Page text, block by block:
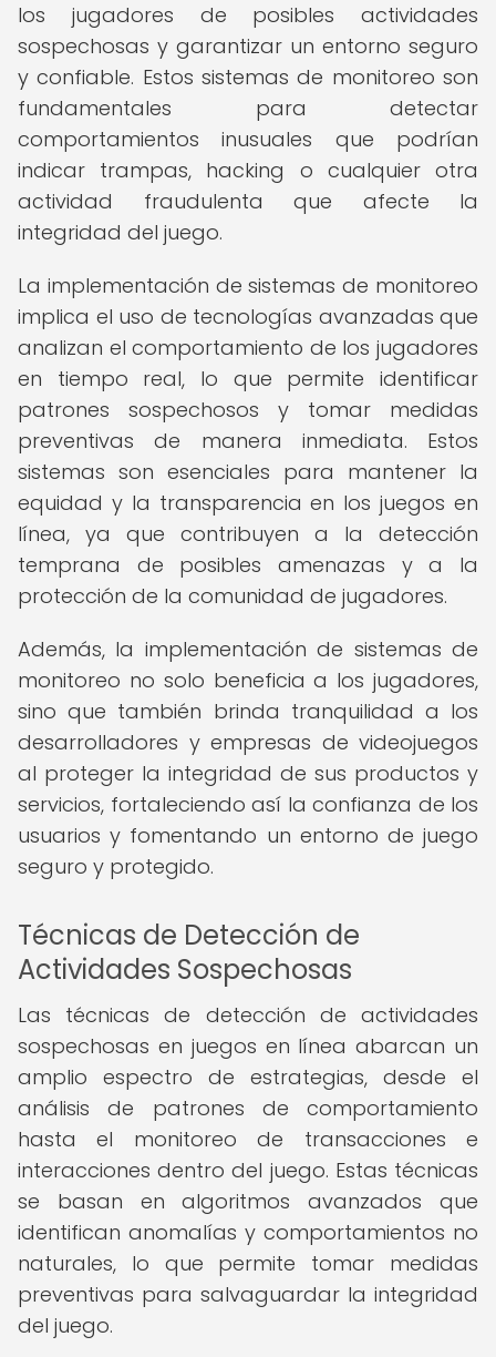
los jugadores de posibles actividades
sospechosas y garantizar un entorno seguro
y confiable. Estos sistemas de monitoreo son
fundamentales para detectar
comportamientos inusuales que podrían
indicar trampas, hacking o cualquier otra
actividad fraudulenta que afecte la
integridad del juego.
La implementación de sistemas de monitoreo
implica el uso de tecnologías avanzadas que
analizan el comportamiento de los jugadores
en tiempo real, lo que permite identificar
patrones sospechosos y tomar medidas
preventivas de manera inmediata. Estos
sistemas son esenciales para mantener la
equidad y la transparencia en los juegos en
línea, ya que contribuyen a la detección
temprana de posibles amenazas y a la
protección de la comunidad de jugadores.
Además, la implementación de sistemas de
monitoreo no solo beneficia a los jugadores,
sino que también brinda tranquilidad a los
desarrolladores y empresas de videojuegos
al proteger la integridad de sus productos y
servicios, fortaleciendo así la confianza de los
usuarios y fomentando un entorno de juego
seguro y protegido.
Técnicas de Detección de
Actividades Sospechosas
Las técnicas de detección de actividades
sospechosas en juegos en línea abarcan un
amplio espectro de estrategias, desde el
análisis de patrones de comportamiento
hasta el monitoreo de transacciones e
interacciones dentro del juego. Estas técnicas
se basan en algoritmos avanzados que
identifican anomalías y comportamientos no
naturales, lo que permite tomar medidas
preventivas para salvaguardar la integridad
del juego.